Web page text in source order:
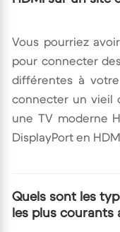
Vous pourriez
pour connecter
différentes à
connecter un vieil
une TV moderne
DisplayPort en
Quels sont les
les plus courants